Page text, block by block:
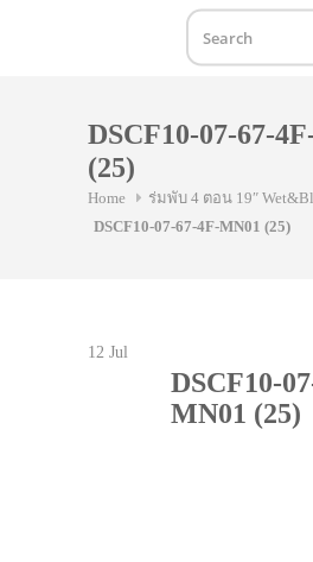
DSCF10-07-67-
(25)
Home
ร่มพับ 4 ตอน 19″
DSCF10-07-67-4F-MN01 (25)
12 Jul
DSCF10-
MN01 (25)